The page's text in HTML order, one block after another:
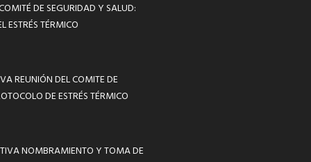
DE SEGURIDAD Y SALUD:
ESTRÉS TÉRMICO
REUNIÓN DEL COMITE DE
DE ESTRÉS TÉRMICO
NOMBRAMIENTO Y TOMA DE